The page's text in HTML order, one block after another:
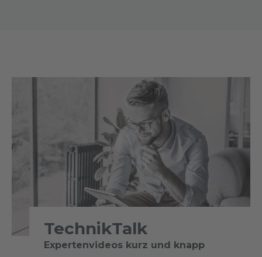
TechnikTalk
Expertenvideos kurz und knapp